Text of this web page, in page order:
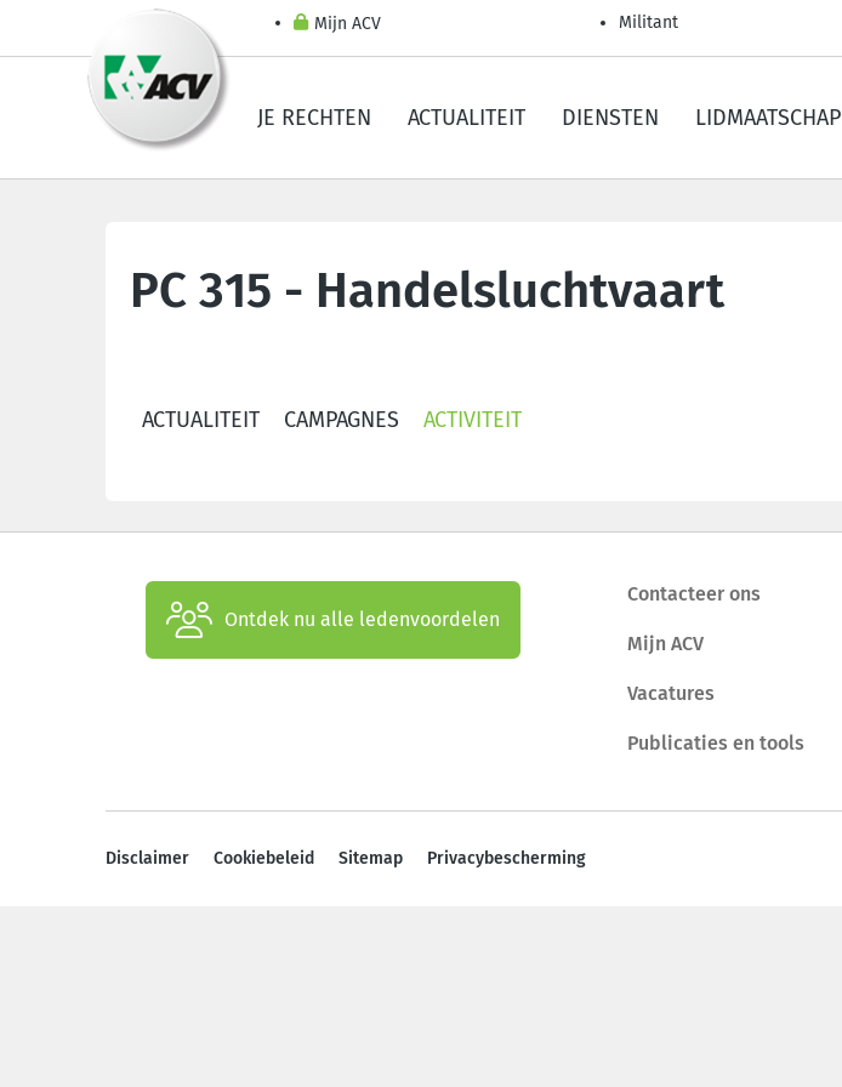
Mijn ACV Militant
JE RECHTEN ACTUALITEIT DIENSTEN LIDMAATSCHAP
PC 315 - Handelsluchtvaart
ACTUALITEIT CAMPAGNES ACTIVITEIT
Ontdek nu alle ledenvoordelen
Contacteer ons
Mijn ACV
Vacatures
Publicaties en tools
Disclaimer Cookiebeleid Sitemap Privacybescherming